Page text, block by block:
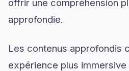
offrir une compréhension
approfondie.
Les contenus approfondis
expérience plus